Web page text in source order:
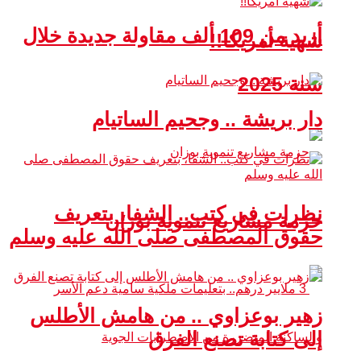
أزيد من 109 ألف مقاولة جديدة خلال
سنة 2025
حزمة مشاريع تنموية بوزان
شهية أمريكا!!
دار بريشة .. وجحيم الساتيام
نظرات في كتب.. الشفا، بتعريف
حقوق المصطفى صلى الله عليه وسلم
زهير بوعزاوي .. من هامش الأطلس
إلى كتابة تصنع الفرق